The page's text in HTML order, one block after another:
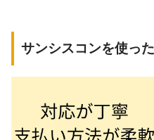
サンシスコンを使っ